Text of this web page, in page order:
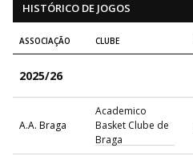
HISTÓRICO DE JOGOS
ASSOCIAÇÃO CLUBE
2025/26
A.A. Braga
Academico
Basket Clube de
Braga